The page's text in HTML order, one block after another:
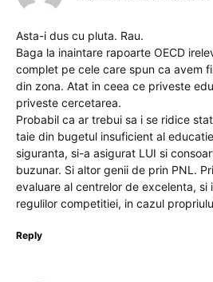
Asta-i dus cu pluta. Rau.
Baga la inaintare rapoarte OECD
complet pe cele care spun ca avem
din zona. Atat in ceea ce priveste
priveste cercetarea.
Probabil ca ar trebui sa i se ridice
taie din bugetul insuficient al
siguranta, si-a asigurat LUI si
buzunar. Si altor genii de prin PNL.
evaluare al centrelor de excelenta, si
regulilor competitiei, in cazul
Reply